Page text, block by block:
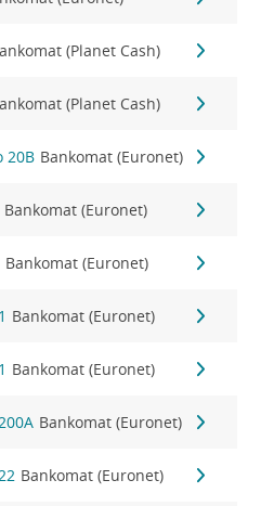
(Planet Cash)
(Planet Cash)
20B Bankomat (Euronet)
Bankomat (Euronet)
Bankomat (Euronet)
Bankomat (Euronet)
Bankomat (Euronet)
Bankomat (Euronet)
Bankomat (Euronet)